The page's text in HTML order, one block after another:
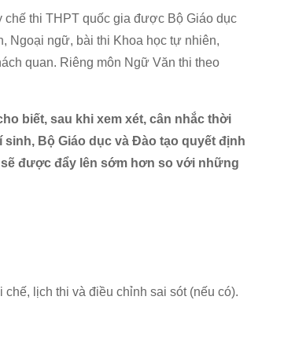
thi THPT quốc gia được Bộ Giáo dục
Ngoại ngữ, bài thi Khoa học tự nhiên,
quan. Riêng môn Ngữ Văn thi theo
biết, sau khi xem xét, cân nhắc thời
Bộ Giáo dục và Đào tạo quyết định
được đẩy lên sớm hơn so với những
lịch thi và điều chỉnh sai sót (nếu có).